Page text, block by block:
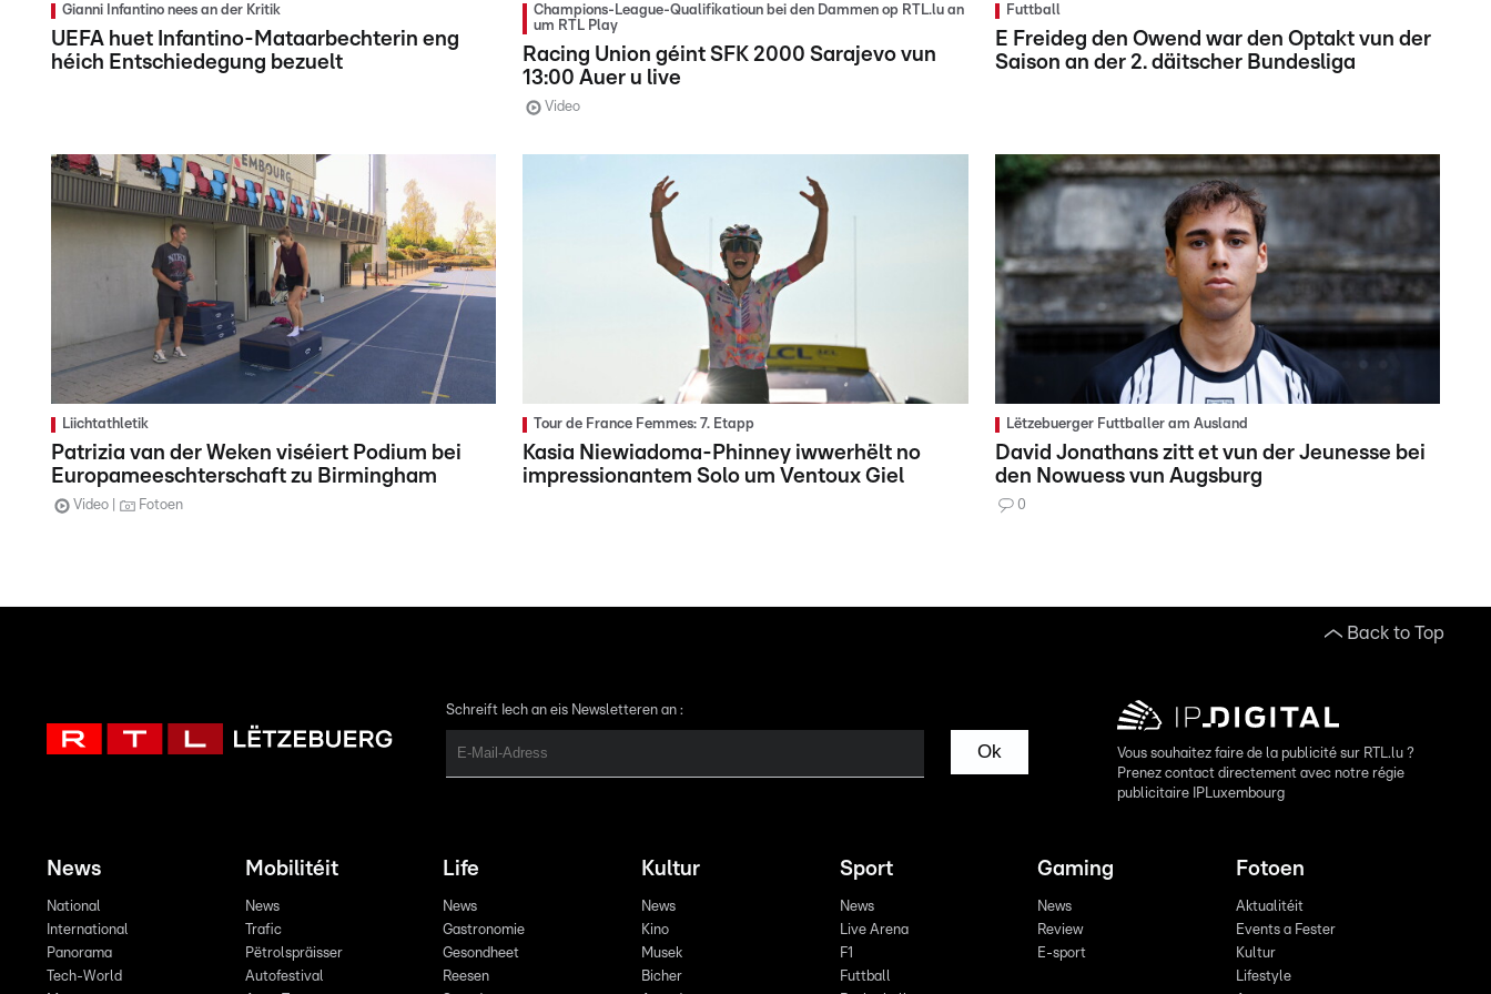
Gianni Infantino nees an der Kritik
UEFA huet Infantino-Mataarbechterin eng
héich Entschiedegung bezuelt
Champions-League-Qualifikatioun bei den Dammen op RTL.lu an
um RTL Play
Racing Union géint SFK 2000 Sarajevo vun
13:00 Auer u live
Video
Futtball
E Freideg den Owend war den Optakt vun der
Saison an der 2. däitscher Bundesliga
Liichtathletik
Patrizia van der Weken viséiert Podium bei
Europameeschterschaft zu Birmingham
Video Fotoen
Tour de France Femmes: 7. Etapp
Kasia Niewiadoma-Phinney iwwerhëlt no
impressionantem Solo um Ventoux Giel
Lëtzebuerger Futtballer am Ausland
David Jonathans zitt et vun der Jeunesse bei
den Nowuess vun Augsburg
0
Back to Top
Schreift Iech an eis Newsletteren an :
Ok
Vous souhaitez faire de la publicité sur RTL.lu ?
Prenez contact directement avec notre régie
publicitaire IPLuxembourg
News
National
International
Panorama
Tech-World
Mobilitéit
News
Trafic
Pëtrolspräisser
Autofestival
Life
News
Gastronomie
Gesondheet
Reesen
Kultur
News
Kino
Musek
Bicher
Sport
News
Live Arena
F1
Futtball
Gaming
News
Review
E-sport
Fotoen
Aktualitéit
Events a Fester
Kultur
Lifestyle